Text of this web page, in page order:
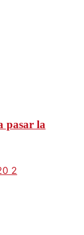
pasar la
2